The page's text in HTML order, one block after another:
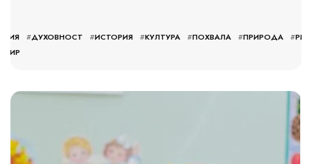
#ДУХОВНОСТ #ИСТОРИЯ #КУЛТУРА #ПОХВАЛА #ПРИРОДА #